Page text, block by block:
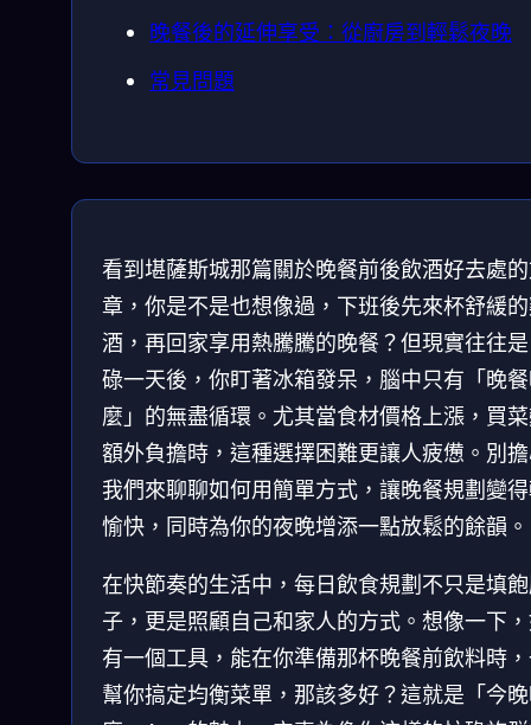
晚餐後的延伸享受：從廚房到輕鬆夜晚
常見問題
看到堪薩斯城那篇關於晚餐前後飲酒好去處
章，你是不是也想像過，下班後先來杯舒緩
酒，再回家享用熱騰騰的晚餐？但現實往往
碌一天後，你盯著冰箱發呆，腦中只有「晚
麼」的無盡循環。尤其當食材價格上漲，買
額外負擔時，這種選擇困難更讓人疲憊。別
我們來聊聊如何用簡單方式，讓晚餐規劃變
愉快，同時為你的夜晚增添一點放鬆的餘韻。
在快節奏的生活中，每日飲食規劃不只是填
子，更是照顧自己和家人的方式。想像一下
有一個工具，能在你準備那杯晚餐前飲料時
幫你搞定均衡菜單，那該多好？這就是「今